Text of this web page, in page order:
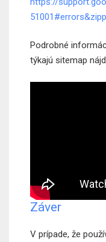
Podrobné
týkajú sitemap
Záver
V prípade, že